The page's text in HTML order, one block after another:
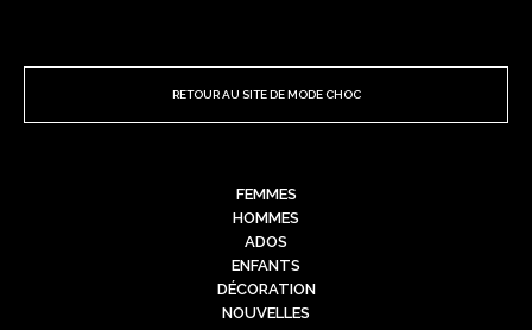
RETOUR AU SITE DE MODE CHOC
FEMMES
HOMMES
ADOS
ENFANTS
DÉCORATION
NOUVELLES